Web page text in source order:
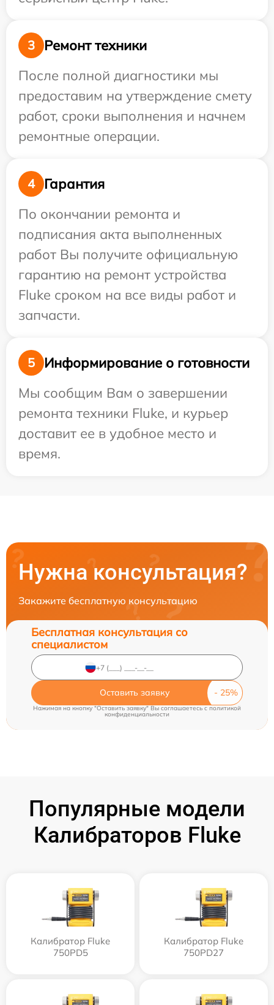
3
Ремонт техники
После полной диагностики мы
предоставим на утверждение смету
работ, сроки выполнения и начнем
ремонтные операции.
4
Гарантия
По окончании ремонта и
подписания акта выполненных
работ Вы получите официальную
гарантию на ремонт устройства
Fluke сроком на все виды работ и
запчасти.
5
Информирование о готовности
Мы сообщим Вам о завершении
ремонта техники Fluke, и курьер
доставит ее в удобное место и
время.
Нужна консультация?
Закажите бесплатную консультацию
Бесплатная консультация со
специалистом
Оставить заявку
Нажимая на кнопку "Оставить заявку" Вы соглашаетесь cполитикой
конфиденциальности
Популярные модели
Калибраторов Fluke
Калибратор Fluke
750PD5
Калибратор Fluke
750PD27